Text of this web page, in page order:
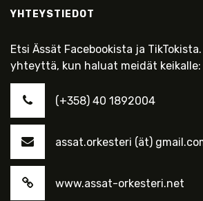
YHTEYSTIEDOT
Etsi Ässät Facebookista ja
yhteyttä, kun haluat meidät keikalle:
(+358) 40 1892004
assat.orkesteri (ät)
www.assat-orkesteri.net